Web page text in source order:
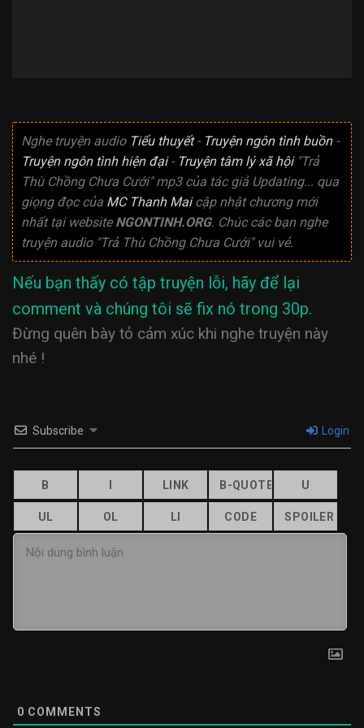
Nghe truyện audio Tiểu thuyết- Truyện ngôn tình buồn-
Truyện ngôn tình hiện đại- Truyện tâm lý xã hội"Trả
Thù Chồng Chưa Cưới" mp3 của tác giả Updating... qua
giọng đọc của MC Thanh Maicập nhật chương mới
nhất tại website NGONTINH.ORG. Chúc các bạn nghe
truyện audio "Trả Thù Chồng Chưa Cưới" vui vẻ.
Nếu bạn thấy có tập truyện lỗi, hãy để lại
comment và chúng tôi sẽ fix nó trong 30p.
Đừng quên bày tỏ cảm xúc khi nghe truyện này
nhé !
Subscribe Login
0 COMMENTS